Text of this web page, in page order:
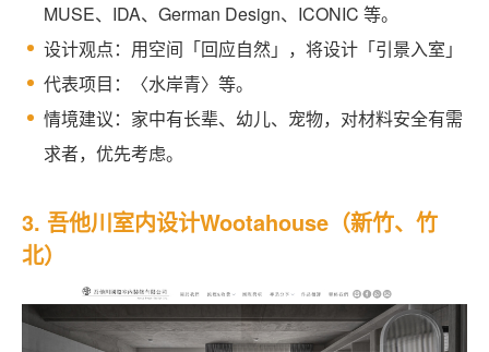
MUSE、IDA、German Design、ICONIC 等。
设计观点：用空间「回应自然」，将设计「引景入室」
代表项目：〈水岸青〉等。
情境建议：家中有长辈、幼儿、宠物，对材料安全有需
求者，优先考虑。
3. 吾他川室内设计Wootahouse（新竹、竹
北）